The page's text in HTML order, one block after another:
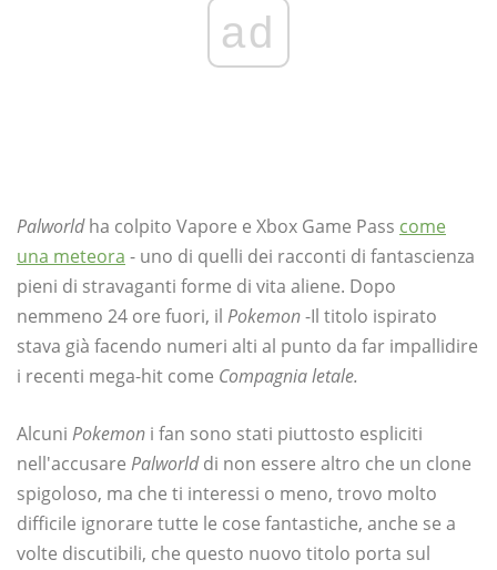
ad
Palworldha colpito Vapore e Xbox Game Pass come
una meteora - uno di quelli dei racconti di fantascienza
pieni di stravaganti forme di vita aliene. Dopo
nemmeno 24 ore fuori, il Pokemon-Il titolo ispirato
stava già facendo numeri alti al punto da far impallidire
i recenti mega-hit come Compagnia letale.
Alcuni Pokemon i fan sono stati piuttosto espliciti
nell'accusare Palworlddi non essere altro che un clone
spigoloso, ma che ti interessi o meno, trovo molto
difficile ignorare tutte le cose fantastiche, anche se a
volte discutibili, che questo nuovo titolo porta sul